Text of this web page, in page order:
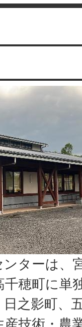
ターは、
穂町に単
之影町、